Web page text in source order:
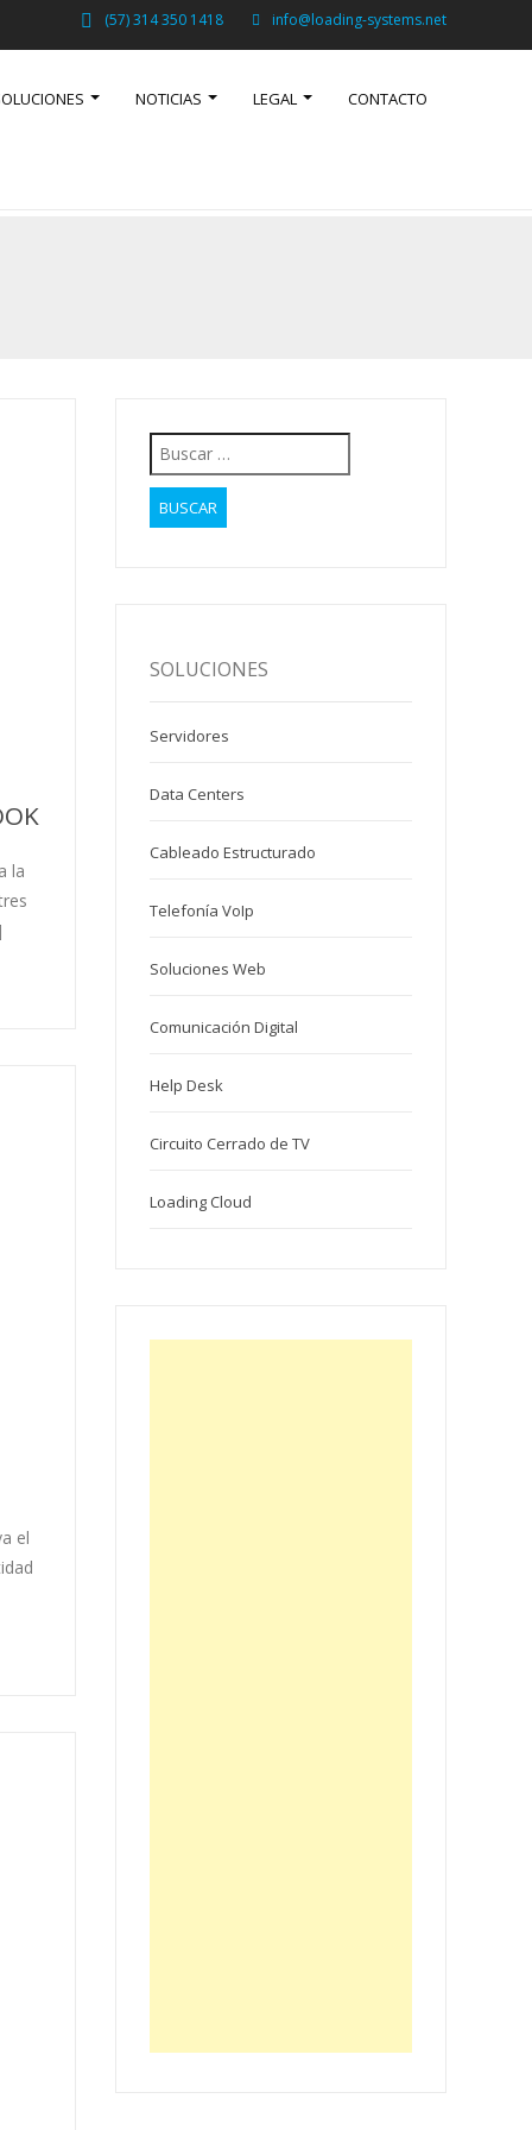
(57) 314 350 1418 info@loading-systems.net
NOTICIAS LEGAL CONTACTO
la
el
Buscar:
SOLUCIONES
Servidores
Data Centers
Cableado Estructurado
Telefonía VoIp
Soluciones Web
Comunicación Digital
Help Desk
Circuito Cerrado de TV
Loading Cloud